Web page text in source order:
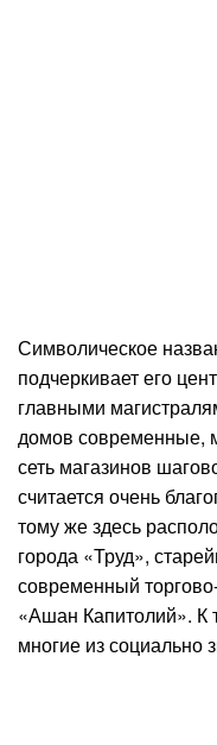
Символическое
подчеркивает его
главными
домов современные,
сеть магазинов
считается очень
тому же здесь
города «Труд»,
современный
«Ашан Капитолий». К
многие из социально